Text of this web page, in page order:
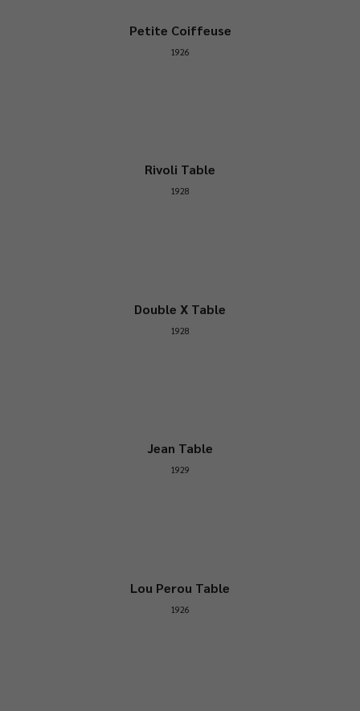
Petite Coiffeuse
1926
Rivoli Table
1928
Double X Table
1928
Jean Table
1929
Lou Perou Table
1926